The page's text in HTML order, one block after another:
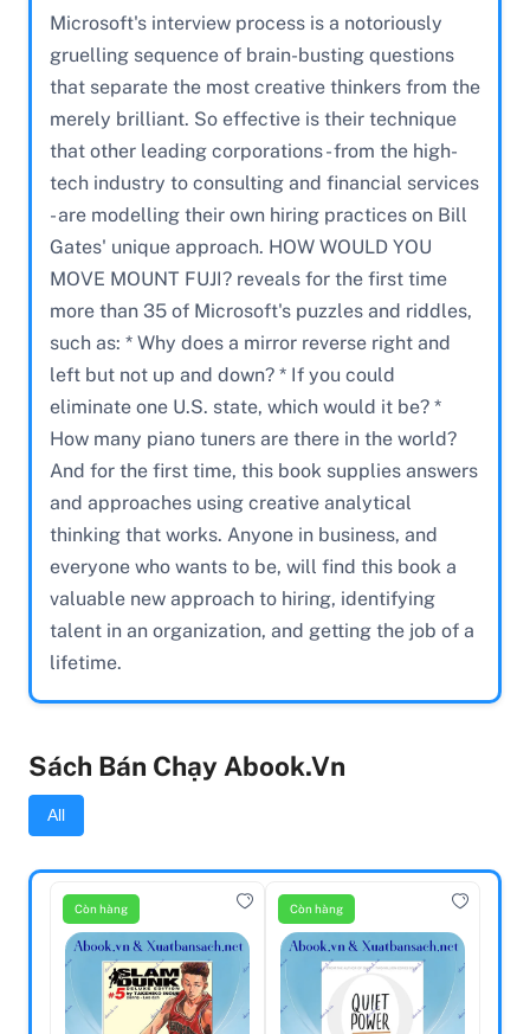
Microsoft's interview process is a notoriously
gruelling sequence of brain-busting questions
that separate the most creative thinkers from the
merely brilliant. So effective is their technique
that other leading corporations - from the high-
tech industry to consulting and financial services
- are modelling their own hiring practices on Bill
Gates' unique approach. HOW WOULD YOU
MOVE MOUNT FUJI? reveals for the first time
more than 35 of Microsoft's puzzles and riddles,
such as: * Why does a mirror reverse right and
left but not up and down? * If you could
eliminate one U.S. state, which would it be? *
How many piano tuners are there in the world?
And for the first time, this book supplies answers
and approaches using creative analytical
thinking that works. Anyone in business, and
everyone who wants to be, will find this book a
valuable new approach to hiring, identifying
talent in an organization, and getting the job of a
lifetime.
Sách Bán Chạy Abook.vn
All
Còn hàng Còn hàng